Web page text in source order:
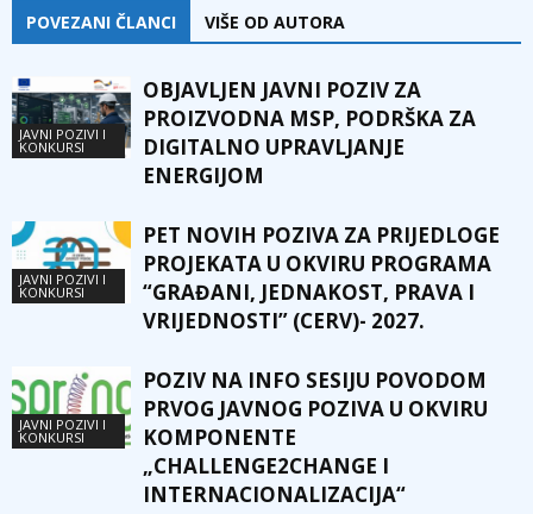
POVEZANI ČLANCI VIŠE OD AUTORA
JAVNI POZIVI I
KONKURSI
OBJAVLJEN JAVNI POZIV ZA
PROIZVODNA MSP, PODRŠKA ZA
DIGITALNO UPRAVLJANJE
ENERGIJOM
JAVNI POZIVI I
KONKURSI
PET NOVIH POZIVA ZA PRIJEDLOGE
PROJEKATA U OKVIRU PROGRAMA
“GRAĐANI, JEDNAKOST, PRAVA I
VRIJEDNOSTI” (CERV)- 2027.
JAVNI POZIVI I
KONKURSI
POZIV NA INFO SESIJU POVODOM
PRVOG JAVNOG POZIVA U OKVIRU
KOMPONENTE
„CHALLENGE2CHANGE I
INTERNACIONALIZACIJA“